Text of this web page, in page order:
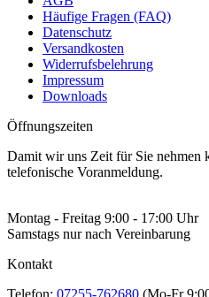
Häufige Fragen (FAQ)
Datenschutz
Versandkosten
Widerrufsbelehrung
Impressum
Downloads
Öffnungszeiten
Damit wir uns Zeit für Sie nehmen
telefonische Voranmeldung.
Montag - Freitag 9:00 - 17:00 Uhr
Samstags nur nach Vereinbarung
Kontakt